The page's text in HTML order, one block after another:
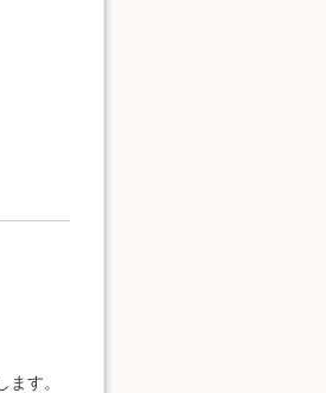
す。